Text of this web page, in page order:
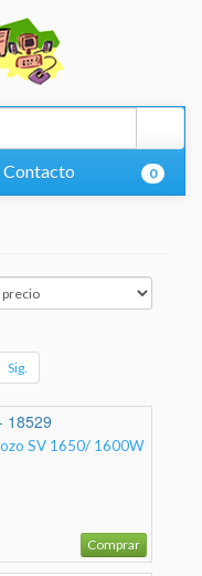
Contacto 0
Sig.
18529
SV 1650/ 1600W
Comprar